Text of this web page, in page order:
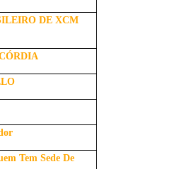
DE XCM
Tem Sede De